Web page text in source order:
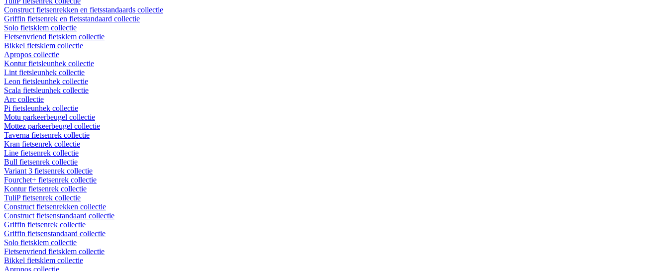
Construct fietsenrekken en fietsstandaards collectie
Griffin fietsenrek en fietsstandaard collectie
Solo fietsklem collectie
Fietsenvriend fietsklem collectie
Bikkel fietsklem collectie
Apropos collectie
Kontur fietsleunhek collectie
Lint fietsleunhek collectie
Leon fietsleunhek collectie
Scala fietsleunhek collectie
Arc collectie
Pi fietsleunhek collectie
Motu parkeerbeugel collectie
Mottez parkeerbeugel collectie
Taverna fietsenrek collectie
Kran fietsenrek collectie
Line fietsenrek collectie
Bull fietsenrek collectie
Variant 3 fietsenrek collectie
Fourchet+ fietsenrek collectie
Kontur fietsenrek collectie
TuliP fietsenrek collectie
Construct fietsenrekken collectie
Construct fietsenstandaard collectie
Griffin fietsenrek collectie
Griffin fietsenstandaard collectie
Solo fietsklem collectie
Fietsenvriend fietsklem collectie
Bikkel fietsklem collectie
Apropos collectie